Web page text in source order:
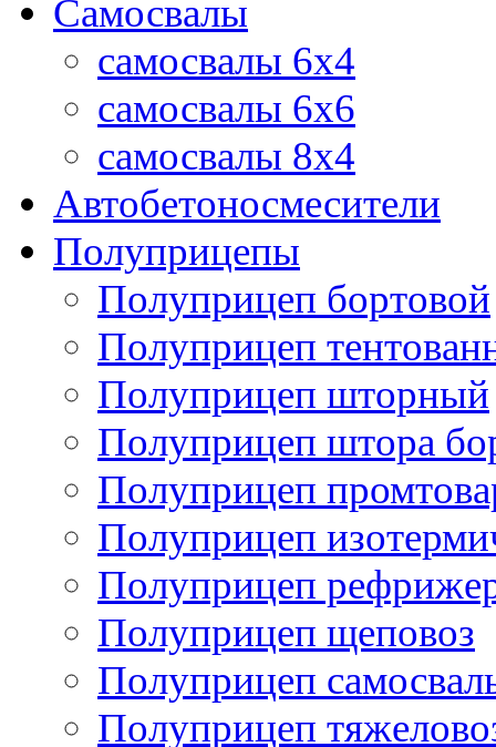
Самосвалы
самосвалы 6x4
самосвалы 6x6
самосвалы 8x4
Автобетоносмесители
Полуприцепы
Полуприцеп бортовой
Полуприцеп
Полуприцеп шторный
Полуприцеп штора
Полуприцеп
Полуприцеп
Полуприцеп
Полуприцеп щеповоз
Полуприцеп
Полуприцеп